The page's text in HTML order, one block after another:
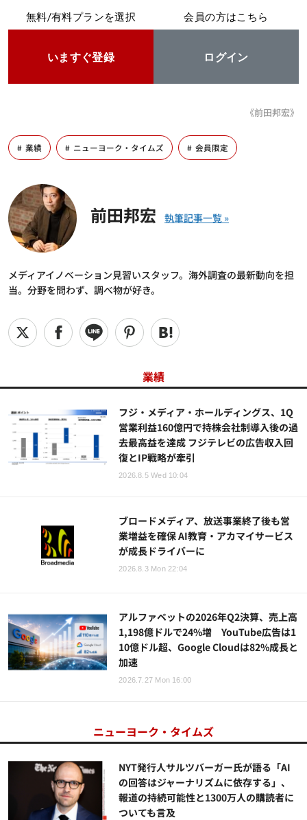
無料/有料プランを選択
いますぐ登録
会員の方はこちら
ログイン
《前田邦宏》
業績 ニューヨーク・タイムズ 会員限定
前田邦宏
メディアイノベーション見習いスタッフ。海外調査の最新動向を担
当。分野を問わず、調べ物が好き。
業績
フジ・メディア・ホールディングス、1Q
営業利益160億円で持株会社制導入後の過
去最高益を達成 フジテレビの広告収入回
復とIP戦略が牽引
2026.8.5 Wed 10:04
ブロードメディア、放送事業終了後も営
業増益を確保 AI教育・アカマイサービス
が成長ドライバーに
2026.8.3 Mon 22:04
アルファベットの2026年Q2決算、売上高
1,198億ドルで24%増 YouTube広告は1
10億ドル超、Google Cloudは82%成長と
加速
2026.7.27 Mon 16:00
ニューヨーク・タイムズ
NYT発行人サルツバーガー氏が語る「AI
の回答はジャーナリズムに依存する」、
報道の持続可能性と1300万人の購読者に
ついても言及